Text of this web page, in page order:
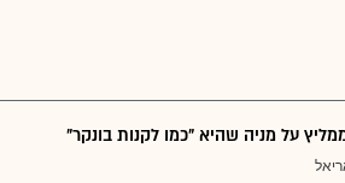
על מניה שהיא "כמו לקנות בונקר"